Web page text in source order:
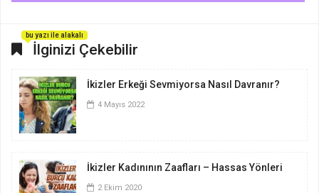
İlginizi Çekebilir
bu yazı ile alakalı
İkizler Erkeği Sevmiyorsa Nasıl Davranır?
4 Mayıs 2022
İkizler Kadınının Zaafları – Hassas Yönleri
2 Ekim 2020